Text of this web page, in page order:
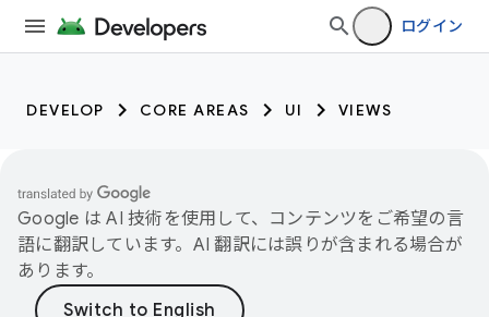
ログイン
DEVELOP CORE AREAS UI VIEWS
Google は AI 技術を使用して、コンテンツをご希望の言
語に翻訳しています。AI 翻訳には誤りが含まれる場合が
あります。